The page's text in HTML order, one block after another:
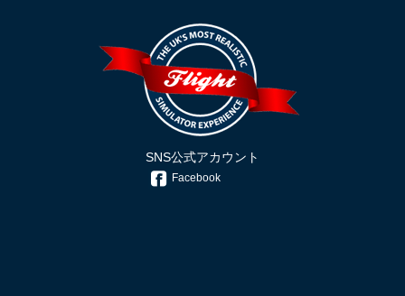
SNS公式アカウント
Facebook